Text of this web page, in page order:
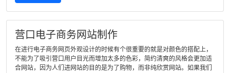
营口电子商务网站制作
在进行电子商务网页外观设计的时候有个很重要的就是对颜色的搭配上，
不能为了吸引营口用户目光而增加太多的色彩，简约清爽的风格会更加适
合网站，因为人们进网站的目的是为了购物，而非纯欣赏网站。如果我们